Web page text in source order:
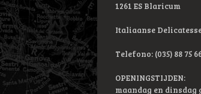
1261 ES Blaricum
Italiaanse
Telefono: (035) 88 75
OPENINGSTIJDEN:
maandag en dinsdag